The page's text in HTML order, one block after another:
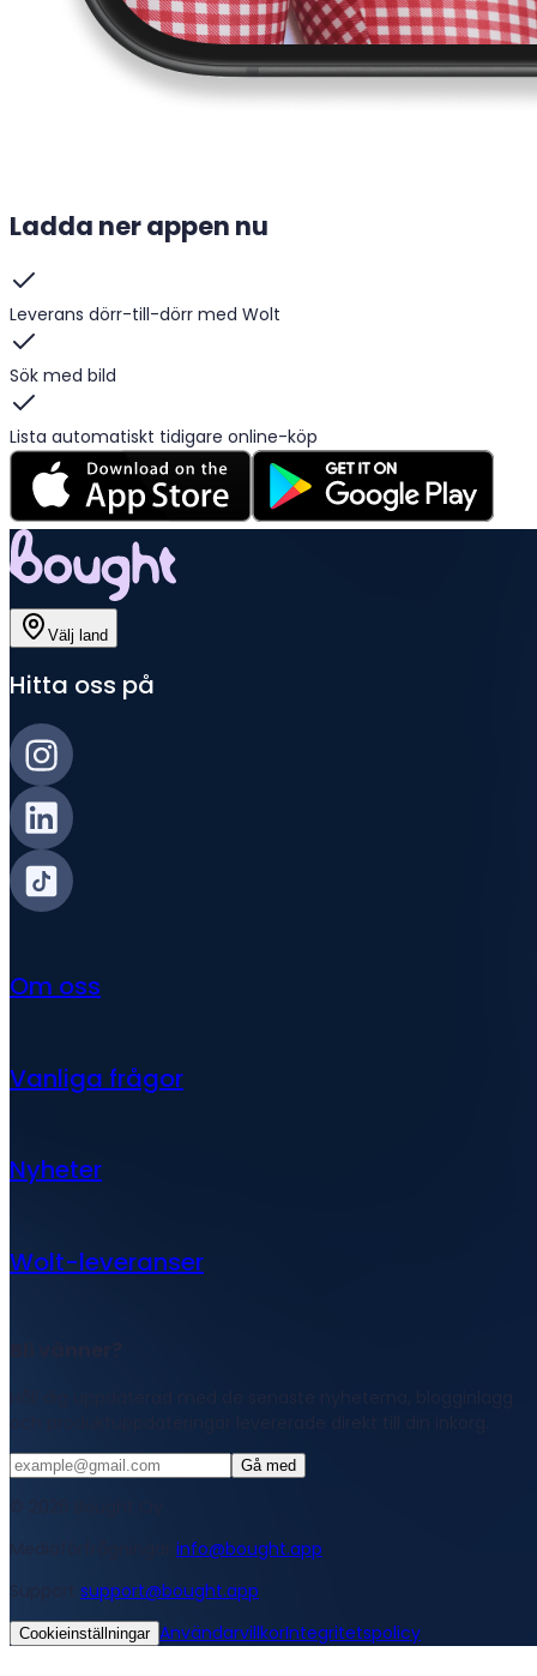
Ladda ner appen nu
Leverans dörr-till-dörr med Wolt
Sök med bild
Lista automatiskt tidigare online-köp
Välj land
Hitta oss på
Om oss
Vanliga frågor
Nyheter
Wolt-leveranser
Gå med
info@bought.app
support@bought.app
Cookieinställningar AnvändarvillkorIntegritetspolicy